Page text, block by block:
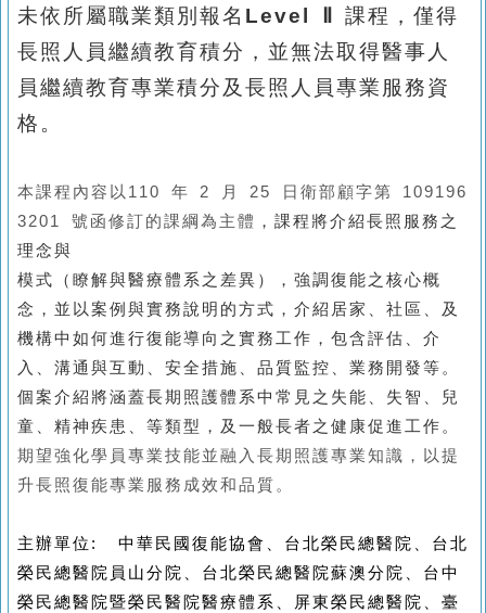
未依所屬職業類別報名 Level
課程，僅得
長照人員繼續教育積分，並無法取得醫事人
員繼續教育專業積分及長照人員專業服務資
格。
本課程內容以 110 年 2 月 25 日衛部顧字第 109196
3201 號函修訂的課綱為主體 ，課程將介紹長照服務之
理念與
模式（瞭解與醫療體系之差異），強調復能之核心概
念，並以案例與實務說明的方式，介紹居家、社區、及
機構中如何進行復能導向之實務工作，包含評估、介
入、溝通與互動、安全措施、品質監控、業務開發等。
個案介紹將涵蓋長期照護體系中常見之失能、失智、兒
童、精神疾患、等類型，及一般長者之健康促進工作。
期望強化學員專業技能並融入長期照護專業知識，以提
升長照復能專業服務成效和品質。
主辦單位 :中華民國復能協會、台北榮民總醫院、台北
榮民總醫院員山分院、台北榮民總醫院蘇澳分院、台中
榮民總醫院暨榮民醫院醫療體系、屏東榮民總醫院、臺